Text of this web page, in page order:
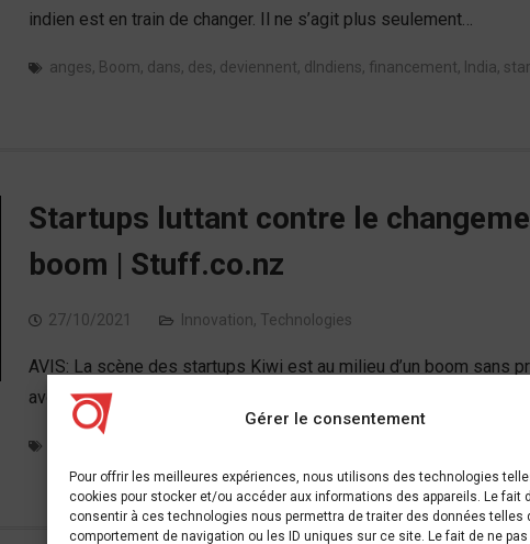
Gérer le consentement
Pour offrir les meilleures expériences, nous utilisons des technologies
cookies pour stocker et/ou accéder aux informations des appareils. Le fait
consentir à ces technologies nous permettra de traiter des données telles
comportement de navigation ou les ID uniques sur ce site. Le fait de ne
indien est en train de changer. Il ne s’agit plus seulement…
anges, Boom, dans, des, deviennent, dIndiens, financement, India,
Startups luttant contre le
boom | Stuff.co.nz
27/10/2021 Innovation, Technologies
AVIS: La scène des startups Kiwi est au milieu d’un boom sans
avons vu plus de 2 milliards de dollars d’acquisitions…